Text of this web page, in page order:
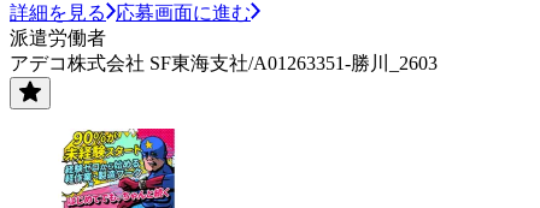
詳細を見る
応募画面に進む
派遣労働者
アデコ株式会社 SF東海支社/A01263351-勝川_2603